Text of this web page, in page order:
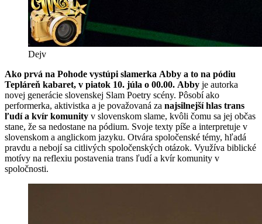
Dejv
Ako prvá na Pohode vystúpi slamerka Abby a to na pódiu
Tepláreň kabaret, v piatok 10. júla o 00.00. Abby je autorka
novej generácie slovenskej Slam Poetry scény. Pôsobí ako
performerka, aktivistka a je považovaná za najsilnejší hlas trans
ľudí a kvír komunity v slovenskom slame, kvôli čomu sa jej občas
stane, že sa nedostane na pódium. Svoje texty píše a interpretuje v
slovenskom a anglickom jazyku. Otvára spoločenské témy, hľadá
pravdu a nebojí sa citlivých spoločenských otázok. Využíva biblické
motívy na reflexiu postavenia trans ľudí a kvír komunity v
spoločnosti.